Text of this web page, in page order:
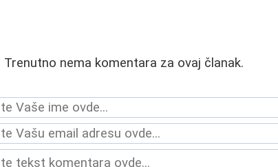
Trenutno nema komentara za ovaj članak.